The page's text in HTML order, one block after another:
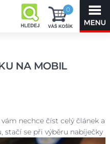
0
NA MOBIL
nechce číst celý článek a
stačí se při výběru nabíječky